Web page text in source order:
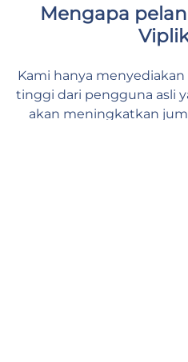
Mengapa
Kami hanya
tinggi dari pengguna asli
akan meningkatkan